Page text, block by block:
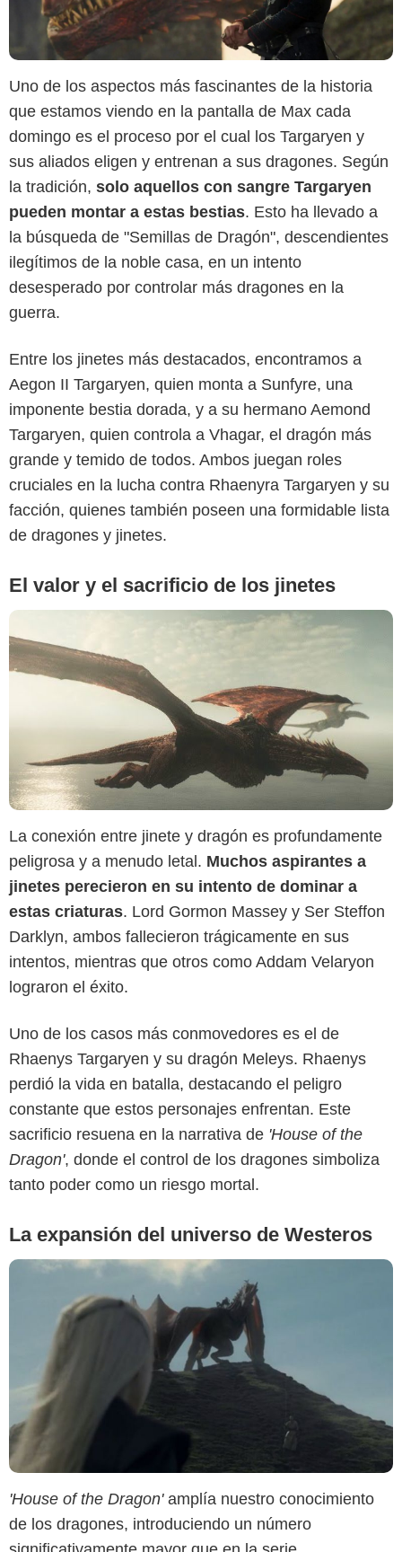
Uno de los aspectos más fascinantes de la historia
que estamos viendo en la pantalla de Max cada
domingo es el proceso por el cual los Targaryen y
sus aliados eligen y entrenan a sus dragones. Según
la tradición, solo aquellos con sangre Targaryen
pueden montar a estas bestias. Esto ha llevado a
la búsqueda de "Semillas de Dragón", descendientes
ilegítimos de la noble casa, en un intento
desesperado por controlar más dragones en la
guerra.
Entre los jinetes más destacados, encontramos a
Aegon II Targaryen, quien monta a Sunfyre, una
imponente bestia dorada, y a su hermano Aemond
Targaryen, quien controla a Vhagar, el dragón más
grande y temido de todos. Ambos juegan roles
cruciales en la lucha contra Rhaenyra Targaryen y su
facción, quienes también poseen una formidable lista
de dragones y jinetes.
El valor y el sacrificio de los jinetes
Max
La conexión entre jinete y dragón es profundamente
peligrosa y a menudo letal. Muchos aspirantes a
jinetes perecieron en su intento de dominar a
estas criaturas. Lord Gormon Massey y Ser Steffon
Darklyn, ambos fallecieron trágicamente en sus
intentos, mientras que otros como Addam Velaryon
lograron el éxito.
Uno de los casos más conmovedores es el de
Rhaenys Targaryen y su dragón Meleys. Rhaenys
perdió la vida en batalla, destacando el peligro
constante que estos personajes enfrentan. Este
sacrificio resuena en la narrativa de 'House of the
Dragon', donde el control de los dragones simboliza
tanto poder como un riesgo mortal.
La expansión del universo de Westeros
Max
'House of the Dragon'amplía nuestro conocimiento
de los dragones, introduciendo un número